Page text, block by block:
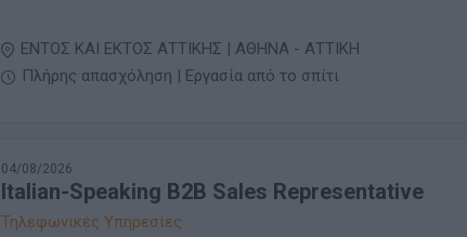
ΕΝΤΟΣ ΚΑΙ ΕΚΤΟΣ ΑΤΤΙΚΗΣ | ΑΘΗΝΑ - ΑΤΤΙΚΗ
Πλήρης απασχόληση | Εργασία από το σπίτι
04/08/2026
Italian-Speaking B2B Sales Representative
Τηλεφωνικές Υπηρεσίες